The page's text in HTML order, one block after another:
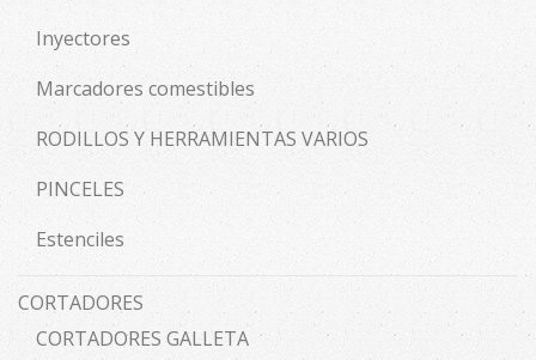
Inyectores
Marcadores comestibles
RODILLOS Y HERRAMIENTAS VARIOS
PINCELES
Estenciles
CORTADORES
CORTADORES GALLETA